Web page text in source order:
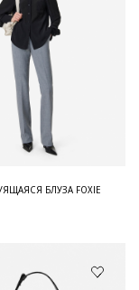
БЛУЗА FOXIE